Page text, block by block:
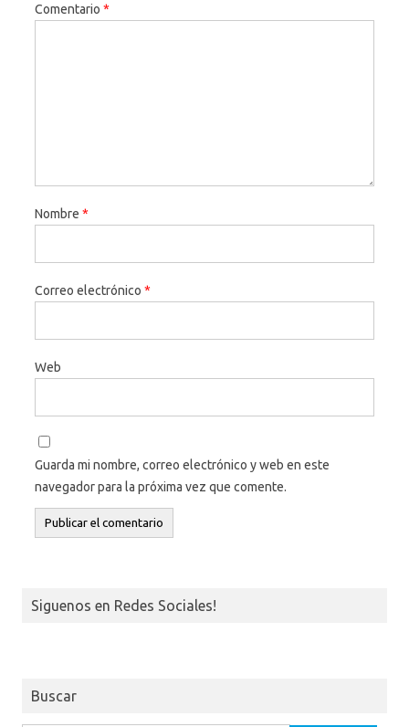
Comentario *
Nombre *
Correo electrónico *
Web
Guarda mi nombre, correo electrónico y web en este
navegador para la próxima vez que comente.
Siguenos en Redes Sociales!
Buscar